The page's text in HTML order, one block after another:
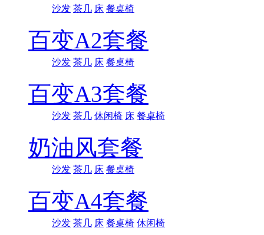
沙发 茶几 床 餐桌椅
百变A2套餐
沙发 茶几 床 餐桌椅
百变A3套餐
沙发 茶几 休闲椅 床 餐桌椅
奶油风套餐
沙发 茶几 床 餐桌椅
百变A4套餐
沙发 茶几 床 餐桌椅 休闲椅